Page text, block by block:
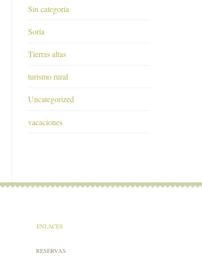
Sin categoría
Soria
Tierras altas
turismo rural
Uncategorized
vacaciones
ENLACES
RESERVAS